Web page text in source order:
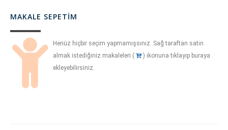
MAKALE SEPETIM
Henüz hiçbir seçim yapmamışsınız. Sağ taraftan satın
almak istediğiniz makaleleri (
) ikonuna tıklayıp buraya
ekleyebilirsiniz.